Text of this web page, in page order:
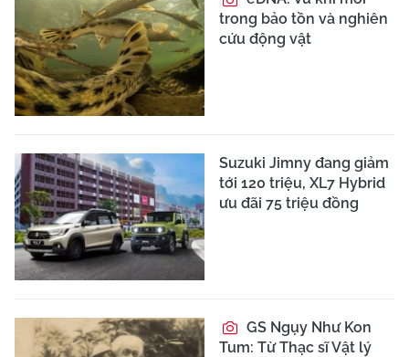
trong bảo tồn và nghiên
cứu động vật
Suzuki Jimny đang giảm
tới 120 triệu, XL7 Hybrid
ưu đãi 75 triệu đồng
GS Ngụy Như Kon
Tum: Từ Thạc sĩ Vật lý